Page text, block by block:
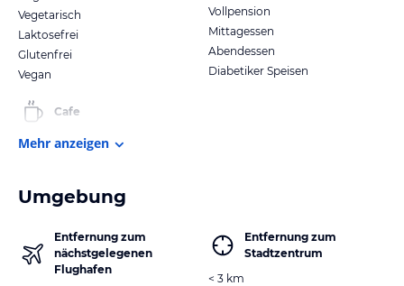
Vegetarisch
Laktosefrei
Glutenfrei
Vegan
Cafe
Vollpension
Mittagessen
Abendessen
Diabetiker Speisen
Mehr anzeigen
Umgebung
Entfernung zum
nächstgelegenen
Flughafen
Entfernung zum
Stadtzentrum
< 3 km